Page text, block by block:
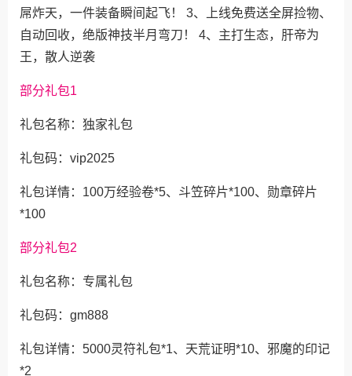
屌炸天，一件装备瞬间起飞！ 3、上线免费送全屏捡物、
自动回收，绝版神技半月弯刀！ 4、主打生态，肝帝为
王，散人逆袭
部分礼包1
礼包名称：独家礼包
礼包码：vip2025
礼包详情：100万经验卷*5、斗笠碎片*100、勋章碎片
*100
部分礼包2
礼包名称：专属礼包
礼包码：gm888
礼包详情：5000灵符礼包*1、天荒证明*10、邪魔的印记
*2